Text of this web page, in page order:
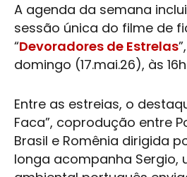
A agenda da semana
sessão única do filme de
“Devoradores de Estrelas
domingo (17.mai.26), às
Entre as estreias, o
Faca”, coprodução entre
Brasil e Romênia dirigida
longa acompanha Sergio,